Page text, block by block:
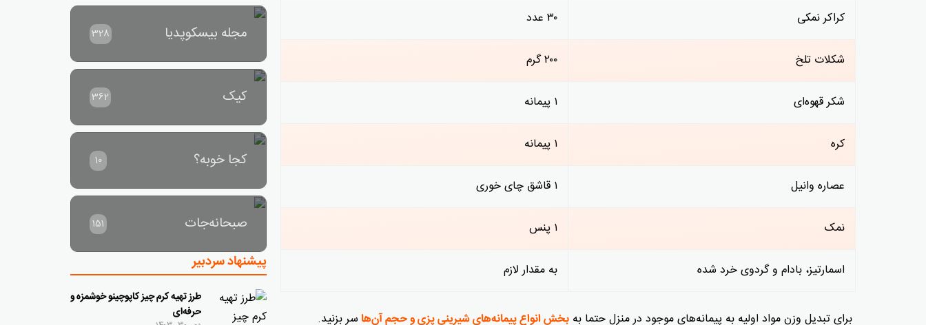
کراکر نمکی ۳۰ عدد
شکلات تلخ ۲۰۰ گرم
شکر قهوه‌ای ۱ پیمانه
کره ۱ پیمانه
عصاره وانیل ۱ قاشق چای خوری
نمک ۱ پنس
اسمارتیز، بادام و گردوی خرد شده به مقدار لازم
برای تبدیل وزن مواد اولیه به پیمانه‌های موجود در منزل حتما به بخش انواع پیمانه‌های شیرینی پزی و حجم آن‌ها سر بزنید.
مجله بیسکوپدیا 328
کیک 362
کجا خوبه؟ 10
صبحانه‌جات 151
پیشنهاد سردبیر
طرز تهیه کرم چیز کاپوچینو خوشمزه و
حرفه‌ای